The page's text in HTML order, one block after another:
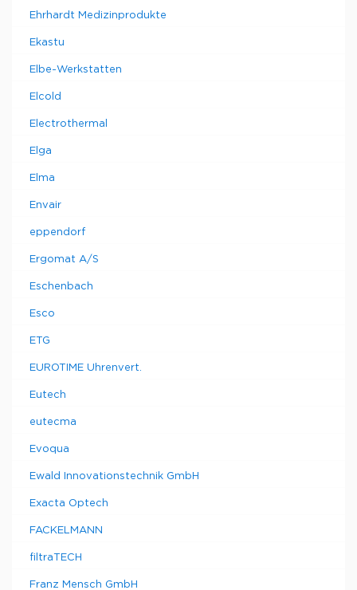
Ehrhardt Medizinprodukte
Ekastu
Elbe-Werkstatten
Elcold
Electrothermal
Elga
Elma
Envair
eppendorf
Ergomat A/S
Eschenbach
Esco
ETG
EUROTIME Uhrenvert.
Eutech
eutecma
Evoqua
Ewald Innovationstechnik GmbH
Exacta Optech
FACKELMANN
filtraTECH
Franz Mensch GmbH